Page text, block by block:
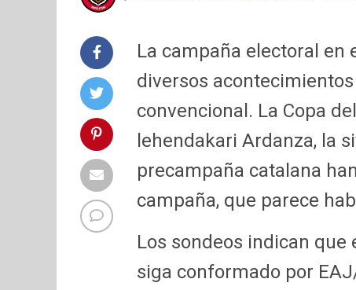
La campaña electoral en
diversos
convencional. La Copa
lehendakari Ardanza, la
precampaña catalana
campaña, que parece
Los sondeos indican que
siga conformado por